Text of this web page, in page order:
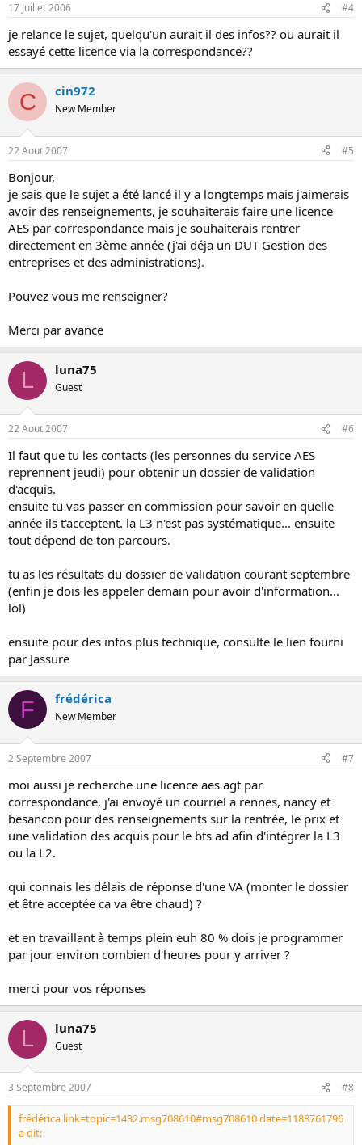
17 Juillet 2006 #4
je relance le sujet, quelqu'un aurait il des infos?? ou aurait il
essayé cette licence via la correspondance??
C cin972
New Member
22 Aout 2007 #5
Bonjour,
je sais que le sujet a été lancé il y a longtemps mais j'aimerais
avoir des renseignements, je souhaiterais faire une licence
AES par correspondance mais je souhaiterais rentrer
directement en 3ème année (j'ai déja un DUT Gestion des
entreprises et des administrations).
Pouvez vous me renseigner?
Merci par avance
L luna75
Guest
22 Aout 2007 #6
Il faut que tu les contacts (les personnes du service AES
reprennent jeudi) pour obtenir un dossier de validation
d'acquis.
ensuite tu vas passer en commission pour savoir en quelle
année ils t'acceptent. la L3 n'est pas systématique... ensuite
tout dépend de ton parcours.
tu as les résultats du dossier de validation courant septembre
(enfin je dois les appeler demain pour avoir d'information...
lol)
ensuite pour des infos plus technique, consulte le lien fourni
par Jassure
F frédérica
New Member
2 Septembre 2007 #7
moi aussi je recherche une licence aes agt par
correspondance, j'ai envoyé un courriel a rennes, nancy et
besancon pour des renseignements sur la rentrée, le prix et
une validation des acquis pour le bts ad afin d'intégrer la L3
ou la L2.
qui connais les délais de réponse d'une VA (monter le dossier
et être acceptée ca va être chaud) ?
et en travaillant à temps plein euh 80 % dois je programmer
par jour environ combien d'heures pour y arriver ?
merci pour vos réponses
L luna75
Guest
3 Septembre 2007 #8
frédérica link=topic=1432.msg708610#msg708610 date=1188761796
a dit: